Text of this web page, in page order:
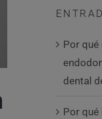
Por qué
dental
Por